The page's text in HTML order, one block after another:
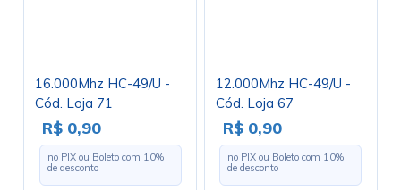
16.000Mhz HC-49/U -
Cód. Loja 71
R$ 0,90
no PIX ou Boleto com 10%
de desconto
12.000Mhz HC-49/U -
Cód. Loja 67
R$ 0,90
no PIX ou Boleto com 10%
de desconto